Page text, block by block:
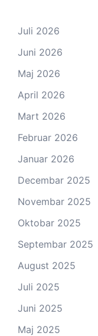
Juli 2026
Juni 2026
Maj 2026
April 2026
Mart 2026
Februar 2026
Januar 2026
Decembar 2025
Novembar 2025
Oktobar 2025
Septembar 2025
August 2025
Juli 2025
Juni 2025
Maj 2025